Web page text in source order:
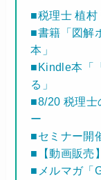
■税理士 植村
■書籍「図解
本」
■Kindle本「
る」
■8/20 税理士
ー
■セミナー開
■【動画販売
■メルマガ「